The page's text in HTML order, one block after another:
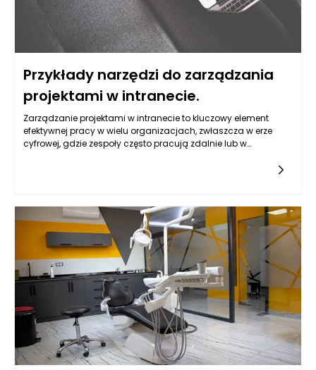
Przykłady narzędzi do zarządzania
projektami w intranecie.
Zarządzanie projektami w intranecie to kluczowy element
efektywnej pracy w wielu organizacjach, zwłaszcza w erze
cyfrowej, gdzie zespoły często pracują zdalnie lub w
narzędzi, które zyskują na popularności w kontekście
zarządzania projektami w intranecie to m.in. Microsoft Teams,
Asana, Trello oraz Jira.